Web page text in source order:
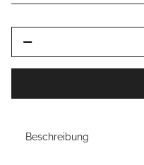
Beschreibung